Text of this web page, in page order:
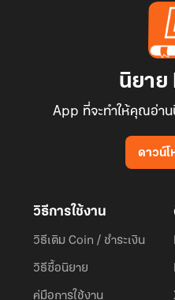
นิยาย
App ที่จะทำให้คุณอ่าน
ดาวน์
วิธีการใช้งาน
วิธีเติม Coin / ชำระเงิน
วิธีซื้อนิยาย
คู่มือการใช้งาน